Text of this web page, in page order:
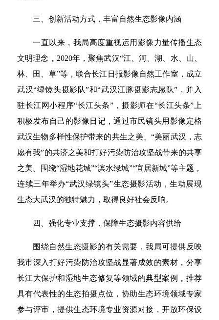
三、创新活动方式，丰富自然生态影像内涵
一直以来，我局高度重视运用影像力量传播生态
文明理念，2020年，聚焦武汉“江、河、湖、水、山、
林、田、草”等，联合长江日报影像自然工作室，成立
武汉“绿镜头摄影队”和“武汉江豚摄影志愿队”，并入
驻长江网小程序“长江头条”，摄影师在“长江头条”上
积极发布自己的影像日记，通过市民镜头用影像定格
武汉生物多样性保护带来的共生之美、“美丽武汉，志
愿有我”的共济之美和打好污染防治攻坚战带来的共享
之美。围绕“湿地花城”“滨水绿城”“宜居新城”等主题，
连续三年举办“武汉绿镜头”生态摄影活动，生动展现
生态大武汉的独特魅力，取得良好社会反响。
四、强化专业支撑，保障生态摄影内容供给
围绕自然生态摄影的有关需要，我局可提供反映
我市深入打好污染防治攻坚战显著成效的素材，分享
长江大保护和湿地生态修复等领域的典型案例，推荐
具有代表性的生态拍摄点位，协助生态环境领域专家
参与评审，提供生态环境专业资源对接，开放环保设